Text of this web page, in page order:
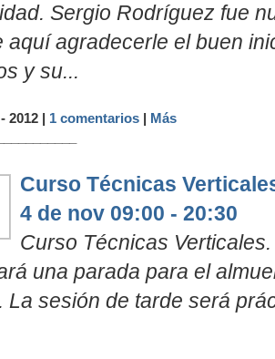
Sergio Rodríguez fue
aquí agradecerle el buen
y su...
2012 | 1 comentarios| Más
Curso Técnicas
4 de nov 09:00 - 20:30
Curso Técnicas
una parada para el
La sesión de tarde será